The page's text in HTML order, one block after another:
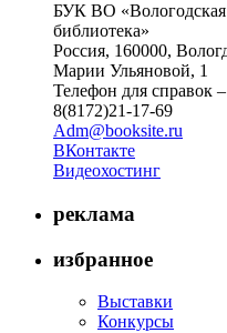
БУК ВО «Вологодская
библиотека»
Россия, 160000,
Марии Ульяновой, 1
Телефон для справок –
8(8172)21-17-69
Adm@booksite.ru
ВКонтакте
Видеохостинг
реклама
избранное
Выставки
Конкурсы